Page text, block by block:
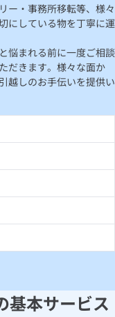
ー・事務所移転等、様々
にしている物を丁寧に運
悩まれる前に一度ご相談
だきます。様々な面か
越しのお手伝いを提供い
基本サービス